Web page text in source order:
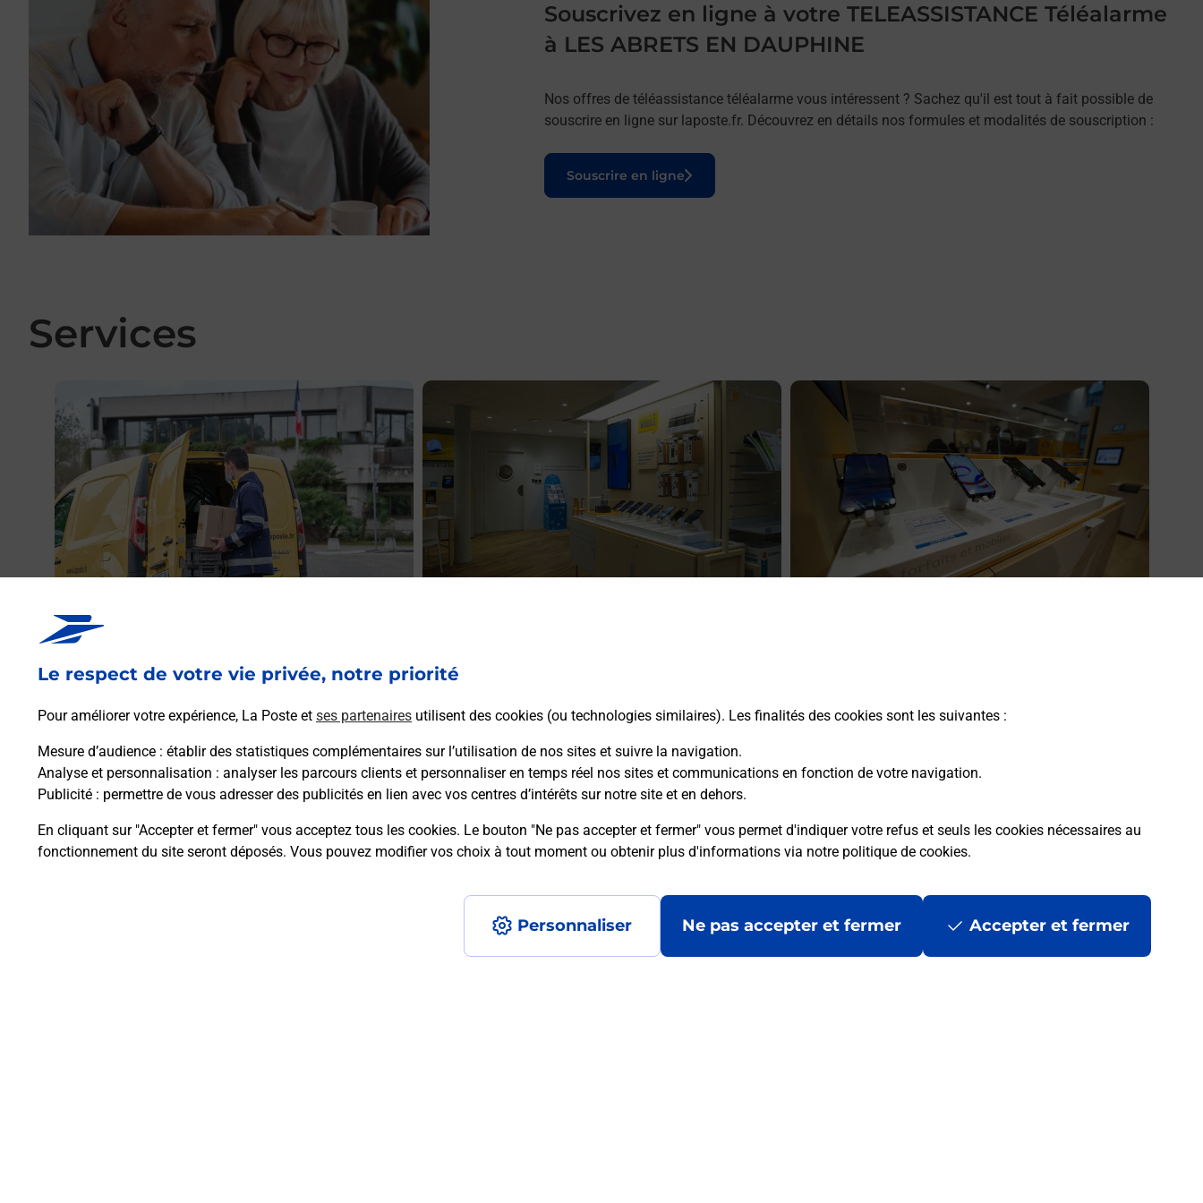
Le respect de votre vie privée, notre priorité
Pour améliorer votre expérience, La Poste et ses partenaires utilisent des cookies (ou technologies similaires). Les finalités des cookies sont les suivantes :
Mesure d’audience : établir des statistiques complémentaires sur l’utilisation de nos sites et suivre la navigation.
Analyse et personnalisation : analyser les parcours clients et personnaliser en temps réel nos sites et communications en fonction de votre navigation.
Publicité : permettre de vous adresser des publicités en lien avec vos centres d’intérêts sur notre site et en dehors.
En cliquant sur "Accepter et fermer" vous acceptez tous les cookies. Le bouton "Ne pas accepter et fermer" vous permet d'indiquer votre refus et seuls les cookies nécessaires au
fonctionnement du site seront déposés. Vous pouvez modifier vos choix à tout moment ou obtenir plus d'informations via notre politique de cookies.
Personnaliser Ne pas accepter et fermer Accepter et fermer
Souscrivez en ligne à votre TELEASSISTANCE Téléalarme
à LES ABRETS EN DAUPHINE
Nos offres de téléassistance téléalarme vous intéressent ? Sachez qu'il est tout à fait possible de
souscrire en ligne sur laposte.fr. Découvrez en détails nos formules et modalités de souscription :
Souscrire en ligne
Le lien s'ouvre dans un nouvel onglet
Services
Envoyer un colis
Vous souhaitez envoyer un colis depuis : LES ABRETS
EN DAUPHINE (38490) ? Découvrez toutes les solutions
proposées par La Poste.
En savoir plus
En savoir plus
Vous recherchez un smartphone pas cher proche de chez
vous ? Découvrez notre offre de téléphones iPhone Apple
dans vos bureaux de Poste à LES ABRETS EN
DAUPHINE (38490) !
En savoir plus
En savoir plus
Samsung dans vos bureaux de Poste à LES ABRETS EN
Questions fréquemment posées